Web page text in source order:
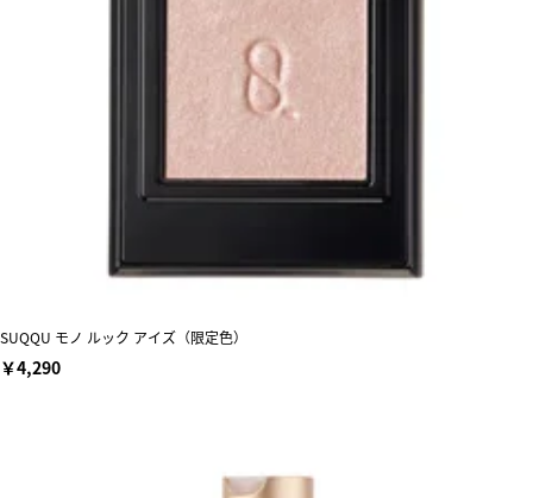
SUQQU モノ ルック アイズ（限定色）
￥4,290